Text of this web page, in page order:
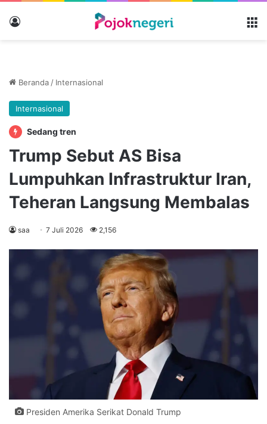
Beranda / Internasional
Internasional
Sedang tren
Trump Sebut AS Bisa
Lumpuhkan Infrastruktur Iran,
Teheran Langsung Membalas
saa 7 Juli 2026 2,156
Presiden Amerika Serikat Donald Trump